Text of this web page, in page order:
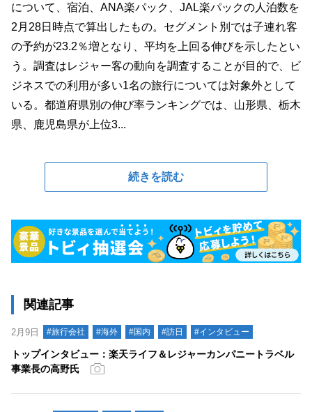
について、宿泊、ANA楽パック、JAL楽パックの人泊数を
2月28日時点で算出したもの。セグメント別では子連れ客
の予約が23.2％増となり、平均を上回る伸びを示したとい
う。調査はレジャー客の動向を調査することが目的で、ビ
ジネスでの利用が多い1名の旅行については対象外として
いる。都道府県別の伸び率ランキングでは、山形県、栃木
県、鹿児島県が上位3...
続きを読む
関連記事
2月9日 #旅行会社 #海外 #国内 #訪日 #インタビュー
トップインタビュー：楽天ライフ＆レジャーカンパニートラベル
事業長の高野氏